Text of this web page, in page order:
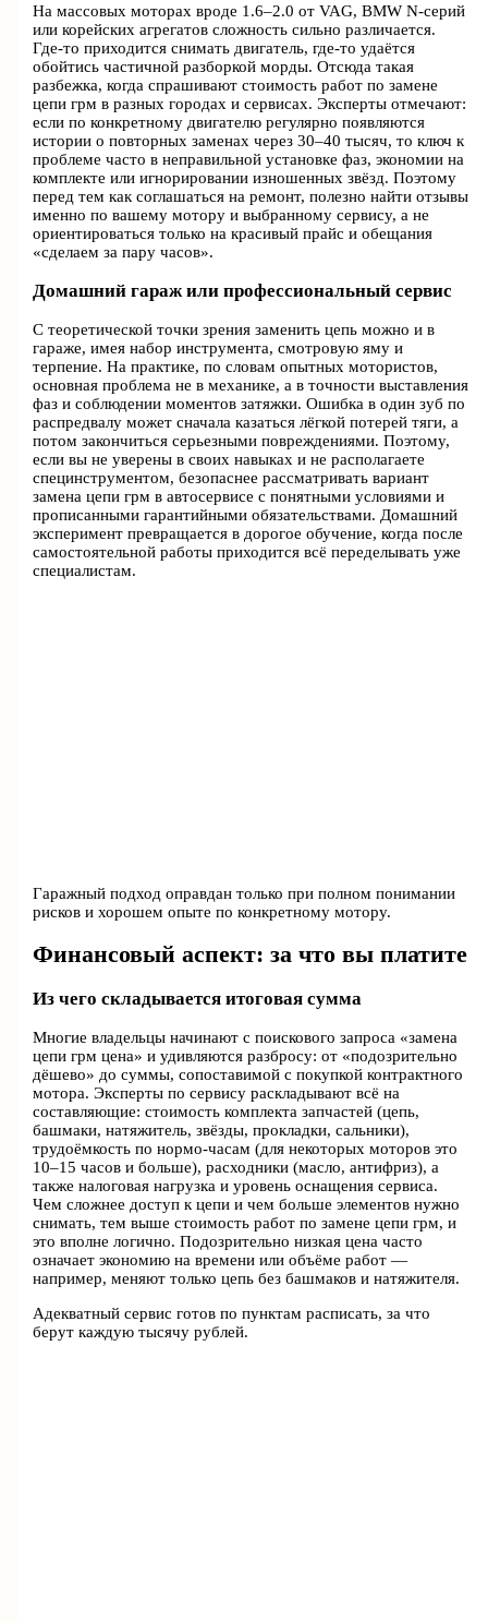
На массовых моторах вроде 1.6–2.0 от VAG, BMW N-серий
или корейских агрегатов сложность сильно различается.
Где‑то приходится снимать двигатель, где‑то удаётся
обойтись частичной разборкой морды. Отсюда такая
разбежка, когда спрашивают стоимость работ по замене
цепи грм в разных городах и сервисах. Эксперты отмечают:
если по конкретному двигателю регулярно появляются
истории о повторных заменах через 30–40 тысяч, то ключ к
проблеме часто в неправильной установке фаз, экономии на
комплекте или игнорировании изношенных звёзд. Поэтому
перед тем как соглашаться на ремонт, полезно найти отзывы
именно по вашему мотору и выбранному сервису, а не
ориентироваться только на красивый прайс и обещания
«сделаем за пару часов».
Домашний гараж или профессиональный сервис
С теоретической точки зрения заменить цепь можно и в
гараже, имея набор инструмента, смотровую яму и
терпение. На практике, по словам опытных мотористов,
основная проблема не в механике, а в точности выставления
фаз и соблюдении моментов затяжки. Ошибка в один зуб по
распредвалу может сначала казаться лёгкой потерей тяги, а
потом закончиться серьезными повреждениями. Поэтому,
если вы не уверены в своих навыках и не располагаете
специнструментом, безопаснее рассматривать вариант
замена цепи грм в автосервисе с понятными условиями и
прописанными гарантийными обязательствами. Домашний
эксперимент превращается в дорогое обучение, когда после
самостоятельной работы приходится всё переделывать уже
специалистам.
Гаражный подход оправдан только при полном понимании
рисков и хорошем опыте по конкретному мотору.
Финансовый аспект: за что вы платите
Из чего складывается итоговая сумма
Многие владельцы начинают с поискового запроса «замена
цепи грм цена» и удивляются разбросу: от «подозрительно
дёшево» до суммы, сопоставимой с покупкой контрактного
мотора. Эксперты по сервису раскладывают всё на
составляющие: стоимость комплекта запчастей (цепь,
башмаки, натяжитель, звёзды, прокладки, сальники),
трудоёмкость по нормо‑часам (для некоторых моторов это
10–15 часов и больше), расходники (масло, антифриз), а
также налоговая нагрузка и уровень оснащения сервиса.
Чем сложнее доступ к цепи и чем больше элементов нужно
снимать, тем выше стоимость работ по замене цепи грм, и
это вполне логично. Подозрительно низкая цена часто
означает экономию на времени или объёме работ —
например, меняют только цепь без башмаков и натяжителя.
Адекватный сервис готов по пунктам расписать, за что
берут каждую тысячу рублей.